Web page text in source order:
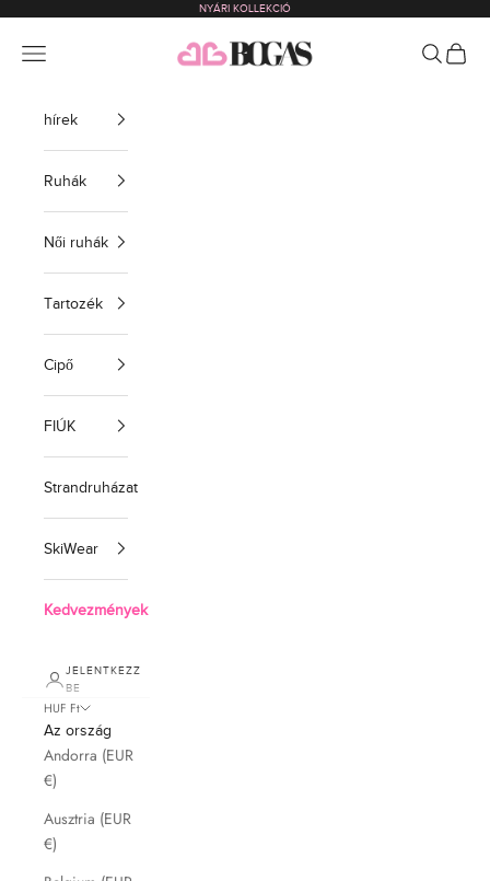
NYÁRI KOLLEKCIÓ
bogas com international
Menü Keressen
hírek
Ruhák
Női ruhák
Tartozék
Cipő
FIÚK
Strandruházat
SkiWear
Kedvezmények
JELENTKEZZ
BE
HUF Ft
Az ország
Andorra (EUR
€)
Ausztria (EUR
€)